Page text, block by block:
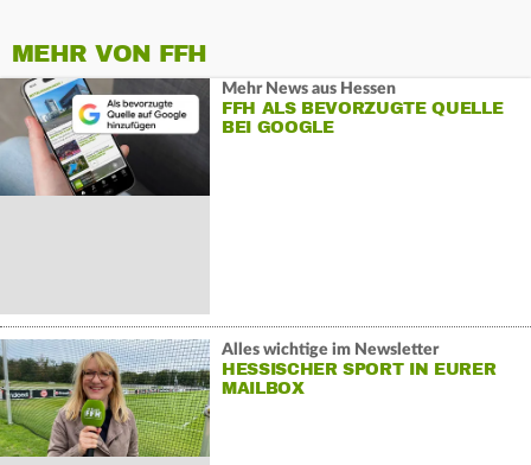
MEHR VON FFH
Mehr News aus Hessen
FFH ALS BEVORZUGTE QUELLE
BEI GOOGLE
Alles wichtige im Newsletter
HESSISCHER SPORT IN EURER
MAILBOX